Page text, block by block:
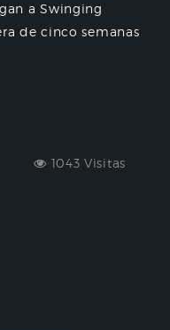
a Swinging
de cinco semanas
1043 Visitas